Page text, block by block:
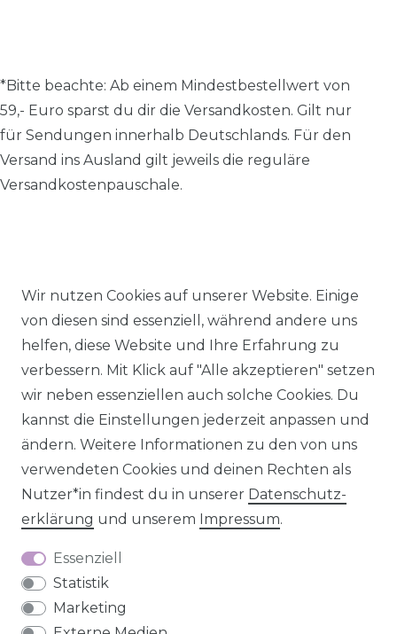
Wir nutzen Cookies auf unserer Website. Einige
von diesen sind essenziell, während andere uns
helfen, diese Website und Ihre Erfahrung zu
verbessern. Mit Klick auf "Alle akzeptieren" setzen
wir neben essenziellen auch solche Cookies. Du
kannst die Einstellungen jederzeit anpassen und
ändern. Weitere Informationen zu den von uns
verwendeten Cookies und deinen Rechten als
Nutzer*in findest du in unserer Daten­schutz­
erklärung und unserem Impressum.
Essenziell
Statistik
Marketing
*Bitte beachte: Ab einem Mindestbestellwert von
59,- Euro sparst du dir die Versandkosten. Gilt nur
für Sendungen innerhalb Deutschlands. Für den
Versand ins Ausland gilt jeweils die reguläre
Versandkostenpauschale.
© 2026 SCHÖNER LEBEN.
Impressum Daten­schutz­erklärung AGB
Barrierefreiheitserklärung